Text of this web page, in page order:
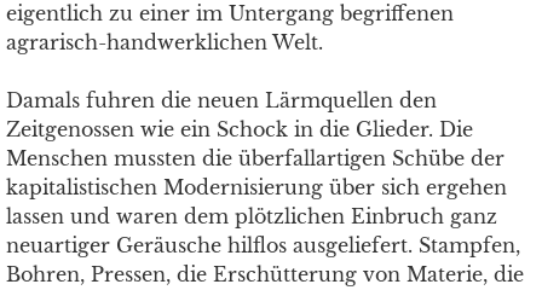
eigentlich zu einer im Untergang begriffenen
agrarisch-handwerklichen Welt.
Damals fuhren die neuen Lärmquellen den
Zeitgenossen wie ein Schock in die Glieder. Die
Menschen mussten die überfallartigen Schübe der
kapitalistischen Modernisierung über sich ergehen
lassen und waren dem plötzlichen Einbruch ganz
neuartiger Geräusche hilflos ausgeliefert. Stampfen,
Bohren, Pressen, die Erschütterung von Materie, die